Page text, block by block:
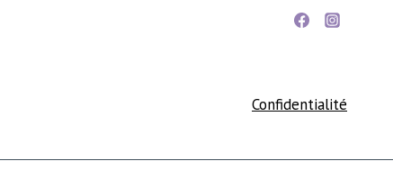
Confidentialité